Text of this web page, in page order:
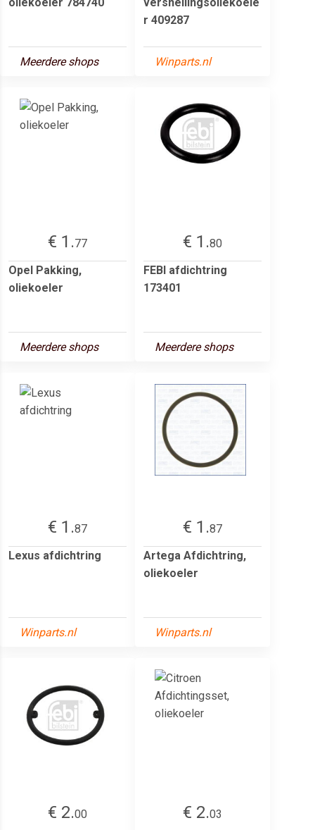
Meerdere shops
r 409287
Winparts.nl
€ 1.77
Opel Pakking,
oliekoeler
Meerdere shops
€ 1.80
FEBI afdichtring
173401
Meerdere shops
€ 1.87
Lexus afdichtring
Winparts.nl
€ 1.87
Artega Afdichtring,
oliekoeler
Winparts.nl
€ 2.00
€ 2.03